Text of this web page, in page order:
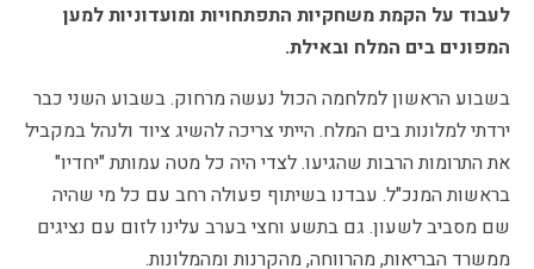
לעבוד על הקמת משחקיות התפתחויות ומועדוניות למען
המפונים בים המלח ובאילת.
בשבוע הראשון למלחמה הכול נעשה מרחוק. בשבוע השני כבר
ירדתי למלונות בים המלח. הייתי צריכה להשיג ציוד ולנהל במקביל
את התרומות הרבות שהגיעו. לצדי היה כל מטה עמותת "יחדיו"
בראשות המנכ"ל. עבדנו בשיתוף פעולה רחב עם כל מי שהיה
שם מסביב לשעון. גם בתשע וחצי בערב עלינו לזום עם נציגים
ממשרד הבריאות, מהרווחה, מהקרנות ומהמלונות.